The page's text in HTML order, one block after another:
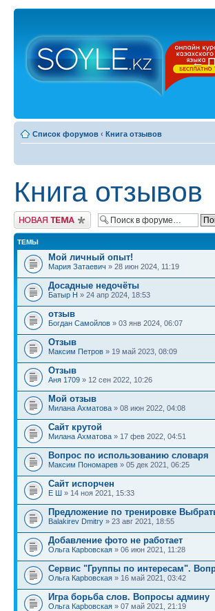
←
Список форумов ‹ Книга отзывов
Книга отзывов
Новая тема
ТЕМЫ
Мой личный опыт!
Мария Затаевич » 28 июн 2024, 11:19
Досадные недочёты
Батыр Н » 24 апр 2024, 18:53
отзыв
Богдан Самойлов » 03 янв 2024, 06:07
Отзыв
Максим Петров » 19 май 2023, 08:09
Отзыв
Аня 1709 » 12 сен 2022, 10:26
Мой отзыв
Милана Ахматова » 08 июн 2022, 04:08
Сайт крутой
Милана Ахматова » 17 фев 2022, 04:51
Вопрос по использованию словаря
Максим Пономарев » 05 дек 2021, 06:25
Сайт испорчен
Е Ш » 14 ноя 2021, 15:33
Предложение по тренировке
Balakirev Dmitry » 23 авг 2021, 18:55
Добавление фото не работает
Ольга Карbовская » 06 июн 2021, 11:28
Сервис "Группы по интересам".
Ольга Карbовская » 16 май 2021, 03:42
Игра борьба слов. Вопросы админу
Ольга Карbовская » 07 май 2021, 21:19